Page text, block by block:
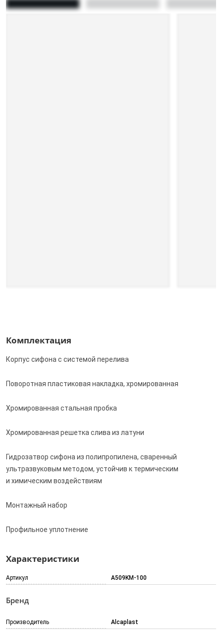
Комплектация
Корпус сифона с системой перелива
Поворотная пластиковая накладка, хромированная
Хромированная стальная пробка
Хромированная решетка слива из латуни
Гидрозатвор сифона из полипропилена, сваренный
ультразвуковым методом, устойчив к термическим
и химическим воздействиям
Монтажный набор
Профильное уплотнение
Характеристики
Артикул A509KM-100
Бренд
Производитель Alcaplast